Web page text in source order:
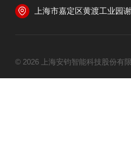
上海市嘉定区黄渡工业园
© 2026 上海安钧智能科技股份